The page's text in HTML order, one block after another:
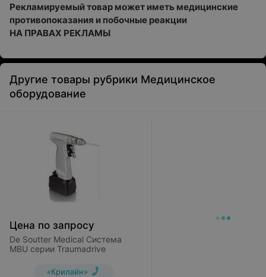
Рекламируемый товар может иметь медицинские
противопоказания и побочные реакции
НА ПРАВАХ РЕКЛАМЫ
Другие товары рубрики Медицинское
оборудование
Цена по запросу
De Soutter Medical Система
MBU серии Traumadrive
«Крилайн»